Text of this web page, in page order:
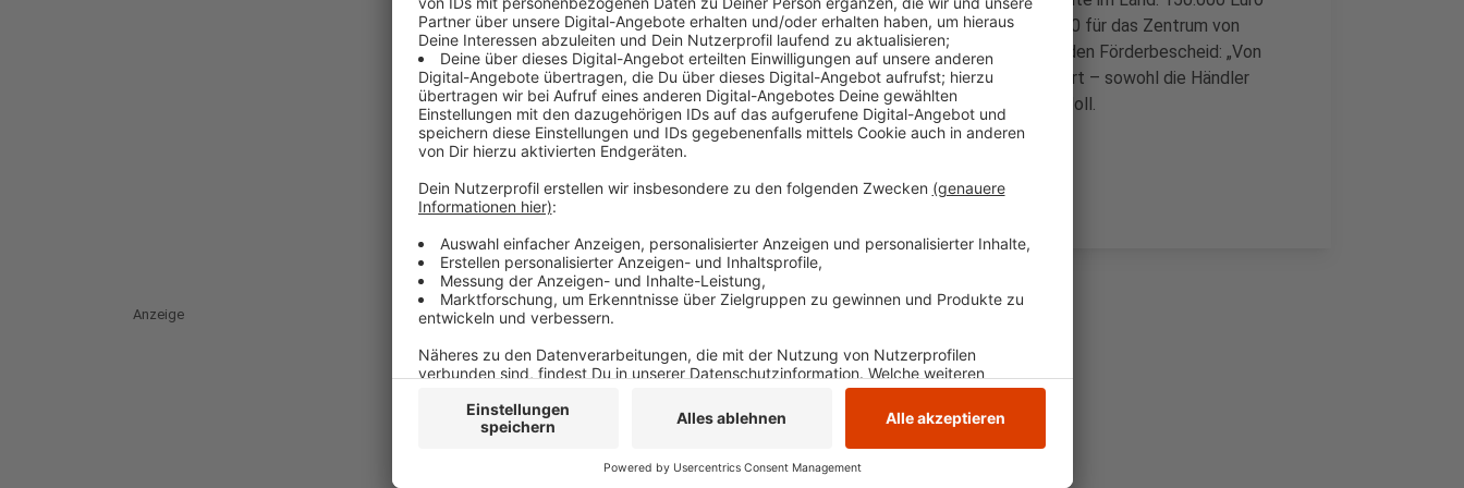
sind für den Ortskern in Haßlinghausen vorgesehen, weitere 90.000 für das Zentrum von
Niedersprockhövel. Bürgermeisterin Sabine Noll freute sich über den Förderbescheid: „Von
einer lebendigen und starken Innenstadt profitieren alle hier vor Ort – sowohl die Händler
sowie die Gastronomen und auch die Sprockhöveler Bürger!", so Noll.
Anzeige
Anzeige